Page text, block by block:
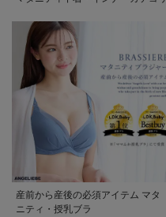
産前から産後の必須アイテム マタ
ニティ・授乳ブラ